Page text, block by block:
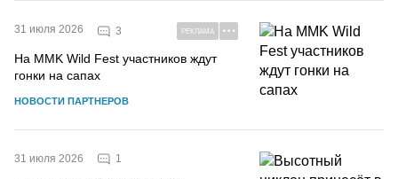
31 июля 2026 3 РЕКЛАМА
На MMK Wild Fest участников ждут
гонки на сапах
НОВОСТИ ПАРТНЕРОВ
31 июля 2026 1